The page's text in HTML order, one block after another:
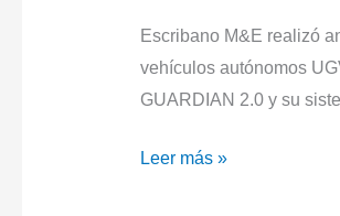
Escribano M&E realizó
vehículos autónomos
GUARDIAN 2.0 y su
Escribano
Leer más »